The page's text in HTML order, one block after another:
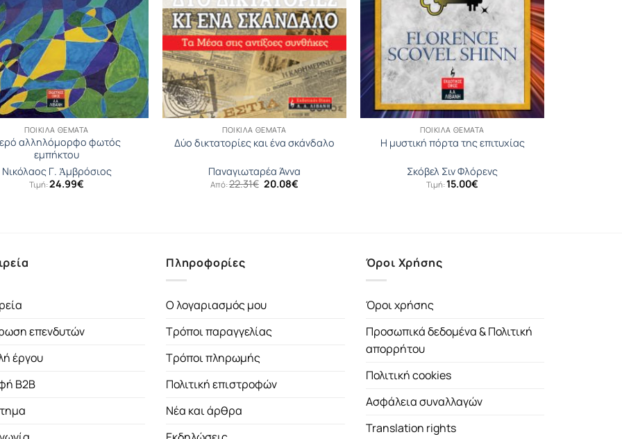
ΠΟΙΚΊΛΑ ΘΈΜΑΤΑ
αλληλόμορφο φωτός
εμπήκτου
Νικόλαος Γ. Ἀμβρόσιος
Τιμή:24.99€
ΠΟΙΚΊΛΑ ΘΈΜΑΤΑ
Δύο δικτατορίες και ένα σκάνδαλο
Παναγιωταρέα Άννα
Από:22.31€ Original
20.08€
ΠΟΙΚΊΛΑ ΘΈΜΑΤΑ
Η μυστική πόρτα της επιτυχίας
Σκόβελ Σιν Φλόρενς
Τιμή:15.00€
επενδυτών
έργου
B2B
Πληροφορίες
Ο λογαριασμός μου
Τρόποι παραγγελίας
Τρόποι πληρωμής
Πολιτική επιστροφών
Νέα και άρθρα
Όροι Χρήσης
Όροι χρήσης
Προσωπικά δεδομένα & Πολιτική
απορρήτου
Πολιτική cookies
Ασφάλεια συναλλαγών
Translation rights